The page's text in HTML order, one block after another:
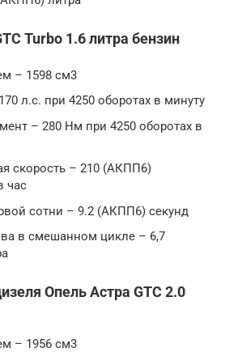
Turbo 1.6 литра бензин
– 1598 см3
л.с. при 4250 оборотах в минуту
– 280 Нм при 4250 оборотах в
скорость – 210 (АКПП6)
час
сотни – 9.2 (АКПП6) секунд
в смешанном цикле – 6,7
Опель Астра GTC 2.0
– 1956 см3